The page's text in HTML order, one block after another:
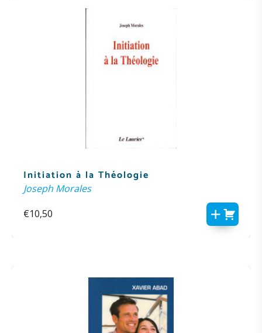
Initiation à la Théologie
Joseph Morales
€10,50